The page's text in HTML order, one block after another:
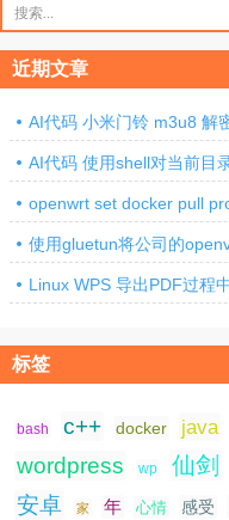
索：
近期文章
AI代码 小米门铃 m3u8 解
AI代码 使用shell对当前目
openwrt set docker pull
使用gluetun将公司的
Linux WPS 导出PDF过程
标签
bash c++ docker java
wordpress wp 仙剑
安卓 家 年 心情 感受